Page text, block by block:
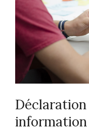
information